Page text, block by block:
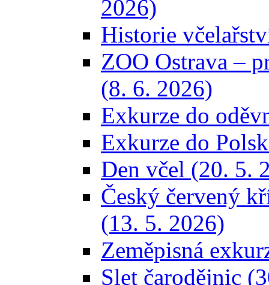
2026)
Historie
ZOO Ostrava –
(8. 6. 2026)
Exkurze do
Exkurze do
Den včel (20. 5.
Český červený
(13. 5. 2026)
Zeměpisná
Slet čarodějnic